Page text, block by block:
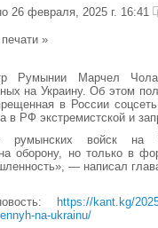
26 февраля, 2025 г. 16:41
»
Румынии Марчел
на Украину. Об этом
в России
в РФ экстремистской и
румынских войск на
оборону, но только в
— написал
https://kant.kg/
na-ukrainu/